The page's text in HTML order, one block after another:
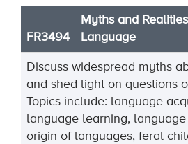
FR3494
Myths and
Language
Discuss widespread myths
and shed light on questions
Topics include: language
language learning,
origin of languages, feral